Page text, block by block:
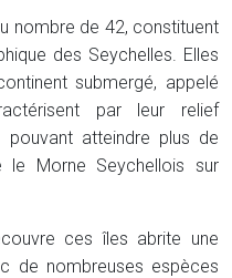
nombre de 42, constituent
des Seychelles. Elles
submergé, appelé
par leur relief
atteindre plus de
le Morne Seychellois sur
ces îles abrite une
de nombreuses espèces